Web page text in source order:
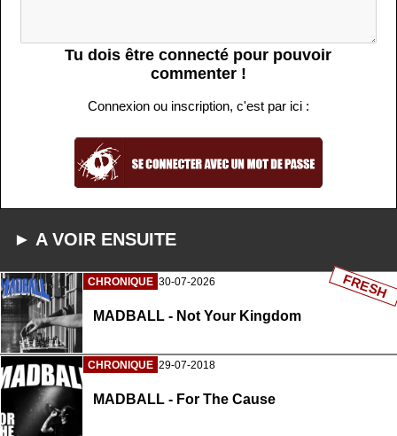
Tu dois être connecté pour pouvoir
commenter !
Connexion ou inscription, c'est par ici :
► A VOIR ENSUITE
CHRONIQUE 30-07-2026
MADBALL - Not Your Kingdom
FRESH
CHRONIQUE 29-07-2018
MADBALL - For The Cause